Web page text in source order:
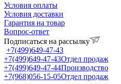
Условия оплаты
Условия доставки
Гарантия на товар
Вопрос-ответ
Подписаться на рассылку
+7(499)649-47-43
+7(499)649-47-43Отдел продаж
+7(499)649-47-44Производство
+7(968)056-15-05Отдел продаж